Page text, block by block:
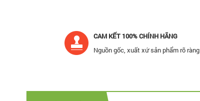
CAM KẾT 100% CHÍNH HÃNG
Nguồn gốc, xuất xứ sản phẩm rõ ràng